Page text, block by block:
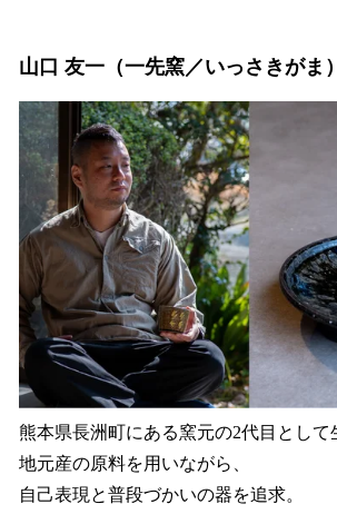
山口 友一（一先窯／いっさきがま）
熊本県長洲町にある窯元の2代目として
地元産の原料を用いながら、
自己表現と普段づかいの器を追求。